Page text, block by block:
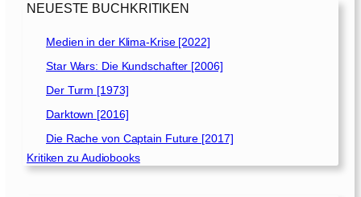
NEUESTE BUCHKRITIKEN
Medien in der Klima-Krise [2022]
Star Wars: Die Kundschafter [2006]
Der Turm [1973]
Darktown [2016]
Die Rache von Captain Future [2017]
Kritiken zu Audiobooks